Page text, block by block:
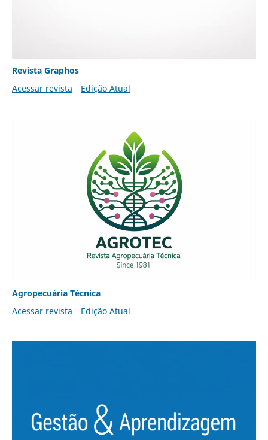
Revista Graphos
Acessar revista
Edição Atual
Agropecuária Técnica
Acessar revista
Edição Atual